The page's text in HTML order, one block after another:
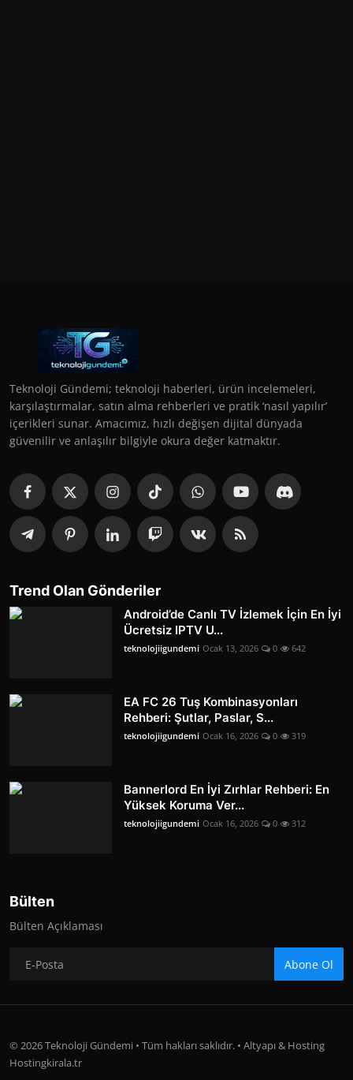
Teknoloji Gündemi; teknoloji haberleri, ürün incelemeleri,
karşılaştırmalar, satın alma rehberleri ve pratik ‘nasıl yapılır’
içerikleri sunar. Amacımız, hızlı değişen dijital dünyada
güvenilir ve anlaşılır bilgiyle okura değer katmaktır.
Trend Olan Gönderiler
Android’de Canlı TV İzlemek İçin En İyi
Ücretsiz IPTV U...
teknolojiigundemi Ocak 13, 2026 0 642
EA FC 26 Tuş Kombinasyonları
Rehberi: Şutlar, Paslar, S...
teknolojiigundemi Ocak 16, 2026 0 319
Bannerlord En İyi Zırhlar Rehberi: En
Yüksek Koruma Ver...
teknolojiigundemi Ocak 16, 2026 0 312
Bülten
Bülten Açıklaması
Abone Ol
© 2026 Teknoloji Gündemi • Tüm hakları saklıdır. • Altyapı & Hosting
Hostingkirala.tr